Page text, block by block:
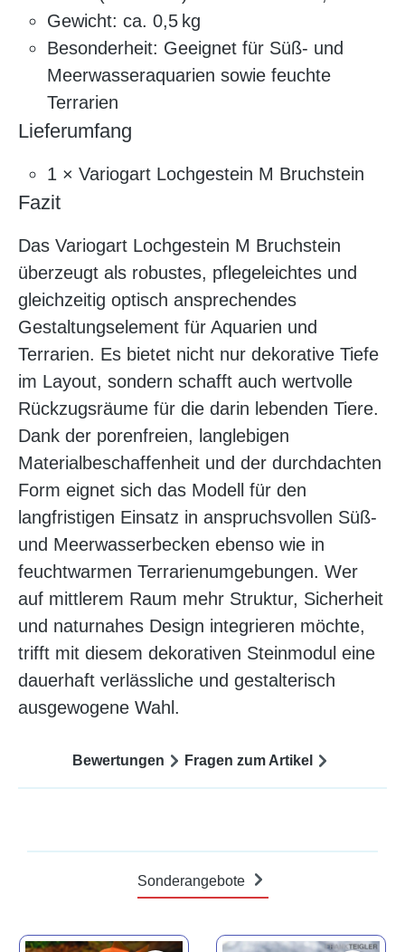
Gewicht: ca. 0,5 kg
Besonderheit: Geeignet für Süß- und
Meerwasseraquarien sowie feuchte
Terrarien
Lieferumfang
1 × Variogart Lochgestein M Bruchstein
Fazit
Das Variogart Lochgestein M Bruchstein
überzeugt als robustes, pflegeleichtes und
gleichzeitig optisch ansprechendes
Gestaltungselement für Aquarien und
Terrarien. Es bietet nicht nur dekorative Tiefe
im Layout, sondern schafft auch wertvolle
Rückzugsräume für die darin lebenden Tiere.
Dank der porenfreien, langlebigen
Materialbeschaffenheit und der durchdachten
Form eignet sich das Modell für den
langfristigen Einsatz in anspruchsvollen Süß-
und Meerwasserbecken ebenso wie in
feuchtwarmen Terrarienumgebungen. Wer
auf mittlerem Raum mehr Struktur, Sicherheit
und naturnahes Design integrieren möchte,
trifft mit diesem dekorativen Steinmodul eine
dauerhaft verlässliche und gestalterisch
ausgewogene Wahl.
Bewertungen Fragen zum Artikel
Sonderangebote